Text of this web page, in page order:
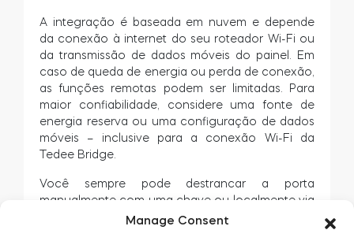
Manage Consent
A integração é baseada em nuvem e depende
da conexão à internet do seu roteador Wi-Fi ou
da transmissão de dados móveis do painel. Em
caso de queda de energia ou perda de conexão,
as funções remotas podem ser limitadas. Para
maior confiabilidade, considere uma fonte de
energia reserva ou uma configuração de dados
móveis – inclusive para a conexão Wi-Fi da
Tedee Bridge.
Você sempre pode destrancar a porta
manualmente com uma chave ou localmente via
Bluetooth usando o aplicativo Tedee no seu